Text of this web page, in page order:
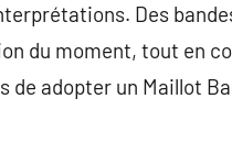
Des
du moment, tout en
adopter un Maillot